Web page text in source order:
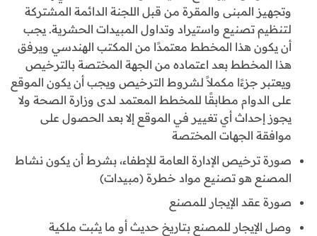
وتجهيز المبنى والمقرة من قبل اللجنة الدائمة المشتركة
لتنظيم تصنيع واستيراد وتداول المبيدات الحشرية. يجب
أن يكون هذا المخطط معتمدًا من المكتب الهندسي ويرفق
هذا المخطط بعد اعتماده من الجهة المختصة بالترخيص
ويعتبر جزءًا مكملاً لشروط الترخيص ويجب أن يكون الموقع
على الدوام مطابقًا للمخطط المعتمد لدى وزارة الصحة ولا
يجوز إحداث أي تغيير في الموقع إلا بعد الحصول على
موافقة الجهات المختصة
صورة ترخيص الإدارة العامة للإطفاء، بشرط أن يكون نشاط
المصنع هو تصنيع مواد خطرة (مبيدات)
صورة عقد الإيجار للمصنع
وصل الإيجار للمصنع بتاريخ حديث أو ما يثبت ملكية